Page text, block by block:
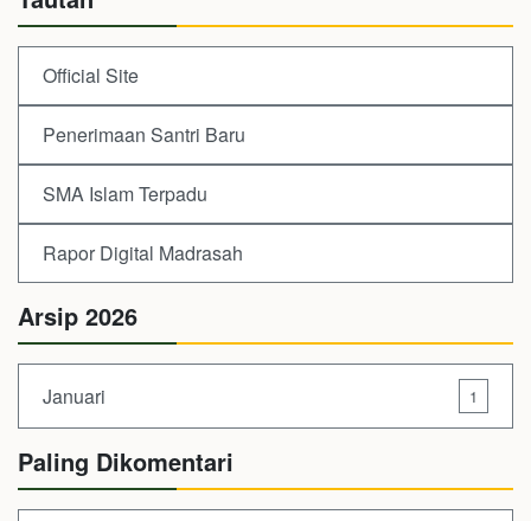
Official Site
Penerimaan Santri Baru
SMA Islam Terpadu
Rapor Digital Madrasah
Arsip 2026
Januari 1
Paling Dikomentari